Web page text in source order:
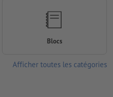
Blocs
Afficher toutes les catégories